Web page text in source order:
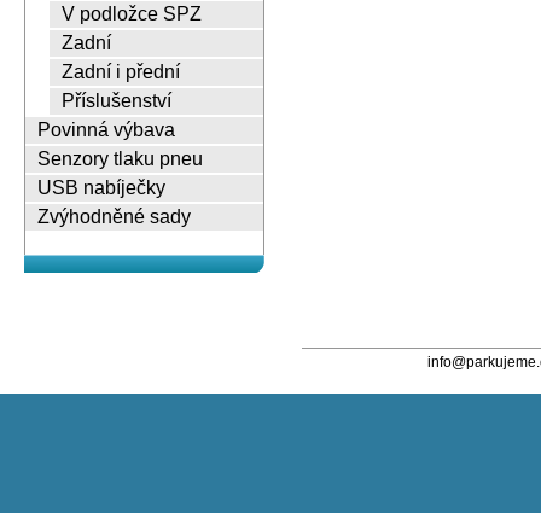
V podložce SPZ
Zadní
Zadní i přední
Příslušenství
Povinná výbava
Senzory tlaku pneu
USB nabíječky
Zvýhodněné sady